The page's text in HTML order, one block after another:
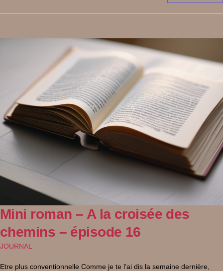
Mini roman – A la croisée des
chemins – épisode 16
JOURNAL
Etre plus conventionnelle Comme je te l’ai dis la semaine dernière,